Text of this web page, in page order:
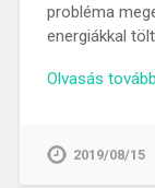
probléma
energiákkal
Olvasás
2019/08/15